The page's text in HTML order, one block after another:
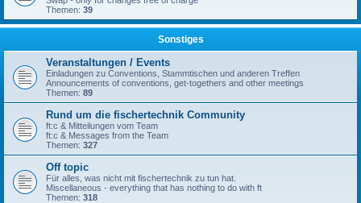
Themen: 39
Sonstiges
Veranstaltungen / Events
Einladungen zu Conventions, Stammtischen und anderen Treffen
Announcements of conventions, get-togethers and other meetings
Themen: 89
Rund um die fischertechnik Community
ft:c & Mitteilungen vom Team
ft:c & Messages from the Team
Themen: 327
Off topic
Für alles, was nicht mit fischertechnik zu tun hat.
Miscellaneous - everything that has nothing to do with ft
Themen: 318